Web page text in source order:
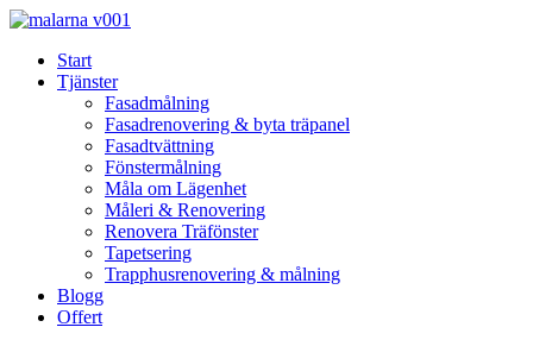
Skip
contentStart
Tjänster
Fasadmålning
Fasadrenovering & byta träpanel
Fasadtvättning
Fönstermålning
Måla om Lägenhet
Måleri & Renovering
Renovera Träfönster
Tapetsering
Trapphusrenovering & målning
Blogg
Offert